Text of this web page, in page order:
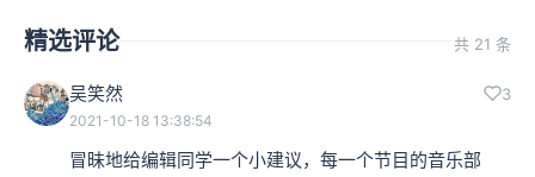
精选评论 共 21 条
吴笑然 3
2021-10-18 13:38:54
冒昧地给编辑同学一个小建议，每一个节目的音乐部